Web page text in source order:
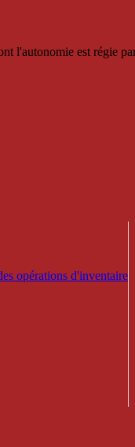
l'autonomie est régie
opérations d'inventaire